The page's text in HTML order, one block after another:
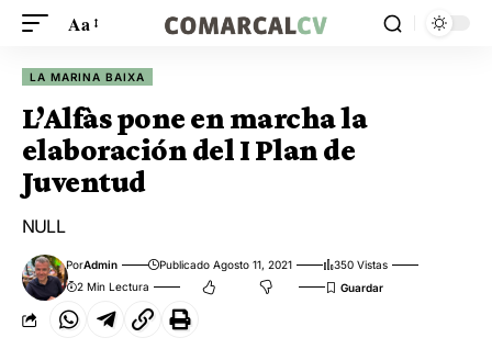
Aa
LA MARINA BAIXA
L’Alfàs pone en marcha la
elaboración del I Plan de
Juventud
NULL
PorAdmin Publicado Agosto 11, 2021
350 Vistas
2 Min Lectura